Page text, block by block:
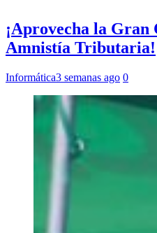
¡Aprovecha la Gran
Amnistía Tributaria!
Informática3 semanas ago 0